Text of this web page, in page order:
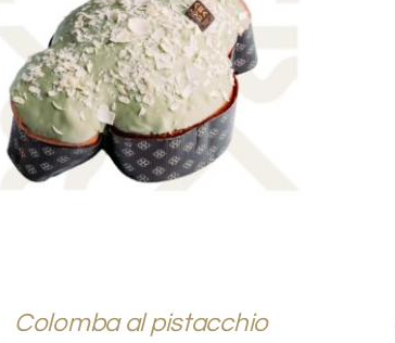
AL CARRELLO / QUICK VIEW
Colomba al pistacchio